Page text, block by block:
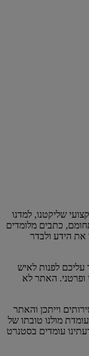
שליקטנו, למדנו
כתבים מלומדים
את הידע ולבדר
עליכם לפנות לאיש
ופרטני. האתר לא
וייתכן והאתר
מולנו טובתו של
עומדים בסטנרט